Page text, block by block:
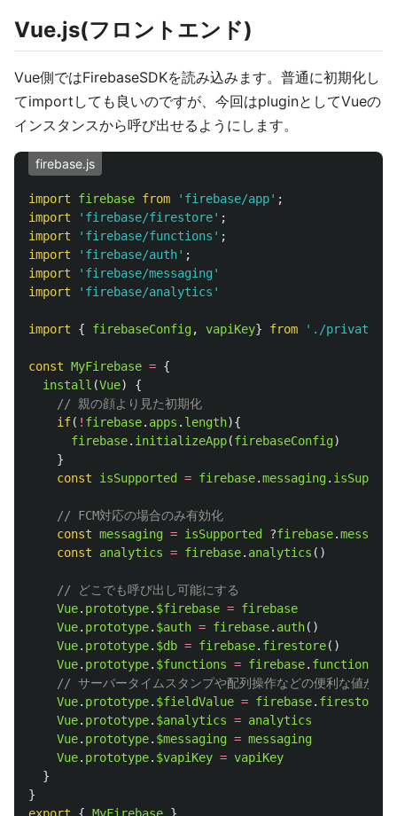
Vue.js(フロントエンド)
Vue側ではFirebaseSDKを読み込みます。普通に初期化し
てimportしても良いのですが、今回はpluginとしてVueの
インスタンスから呼び出せるようにします。
firebase.js
import firebase from ' firebase/app' ;
import
' firebase/firestore' ;
import
' firebase/functions ' ;
import
' firebase/auth' ;
import
' firebase/messaging '
import
' firebase/analytics '
import { firebaseConfig, vapiKey} from ' ./private/
const MyFirebase = {
install (Vue)
{
// 親の顔より見た初期化
if( ! firebase. apps . length){
firebase. initializeApp(firebaseConfig)
}
const
isSupported = firebase.messaging.
// FCM対応の場合のみ有効化
const messaging = isSupported ?firebase.
const
analytics = firebase. analytics ()
// どこでも呼び出し可能にする
Vue. prototype. $firebase = firebase
Vue. prototype. $auth = firebase. auth()
Vue. prototype. $db = firebase. firestore()
Vue. prototype. $functions = firebase. functions
// サーバータイムスタンプや配列操作などの便利な値が使
Vue. prototype. $fieldValue = firebase. firestore
Vue. prototype. $analytics = analytics
Vue. prototype. $messaging = messaging
Vue. prototype. $vapiKey = vapiKey
}
}
export
{ MyFirebase }